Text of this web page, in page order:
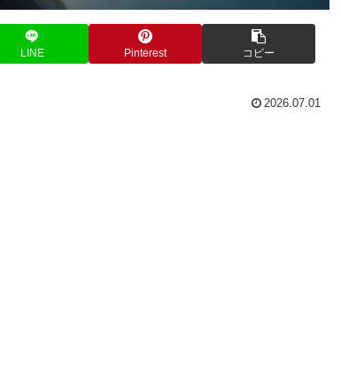
LINE Pinterest コピー
2026.07.01